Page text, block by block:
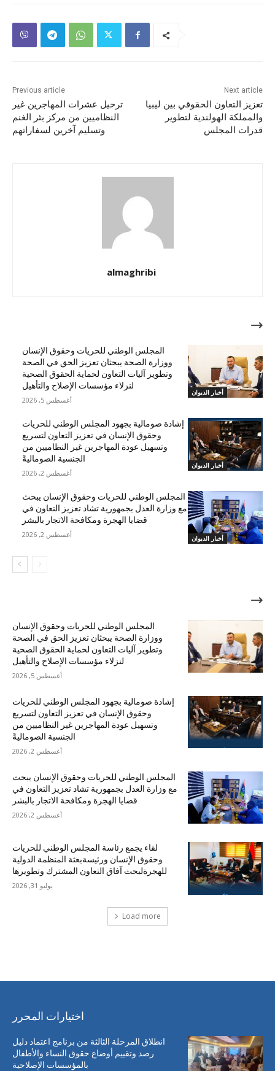
Previous article
ترحيل عشرات المهاجرين غير
النظاميين من مركز بئر الغنم
وتسليم آخرين لسفاراتهم
Next article
تعزيز التعاون الحقوقي بين ليبيا
والمملكة الهولندية لتطوير
قدرات المجلس
almaghribi
مقالات ذات صلة
أخبار الديوان
المجلس الوطني للحريات وحقوق الإنسان
ووزارة الصحة يبحثان تعزيز الحق في الصحة
وتطوير آليات التعاون لحماية الحقوق الصحية
لنزلاء مؤسسات الإصلاح والتأهيل
أغسطس 5, 2026
أخبار الديوان
إشادة صومالية بجهود المجلس الوطني للحريات
وحقوق الإنسان في تعزيز التعاون لتسريع
وتسهيل عودة المهاجرين غير النظاميين من
الجنسية الصوماليةً
أغسطس 2, 2026
أخبار الديوان
المجلس الوطني للحريات وحقوق الإنسان يبحث
مع وزارة العدل بجمهورية تشاد تعزيز التعاون في
قضايا الهجرة ومكافحة الاتجار بالبشر
أغسطس 2, 2026
الأكثر شهرة
المجلس الوطني للحريات وحقوق الإنسان
ووزارة الصحة يبحثان تعزيز الحق في الصحة
وتطوير آليات التعاون لحماية الحقوق الصحية
لنزلاء مؤسسات الإصلاح والتأهيل
أغسطس 5, 2026
إشادة صومالية بجهود المجلس الوطني للحريات
وحقوق الإنسان في تعزيز التعاون لتسريع
وتسهيل عودة المهاجرين غير النظاميين من
الجنسية الصوماليةً
أغسطس 2, 2026
المجلس الوطني للحريات وحقوق الإنسان يبحث
مع وزارة العدل بجمهورية تشاد تعزيز التعاون في
قضايا الهجرة ومكافحة الاتجار بالبشر
أغسطس 2, 2026
لقاء يجمع رئاسة المجلس الوطني للحريات
وحقوق الإنسان ورئيسةبعثة المنظمة الدولية
للهجرةلبحث آفاق التعاون المشترك وتطويرها
يوليو 31, 2026
Load more
اختيارات المحرر
انطلاق المرحلة الثالثة من برنامج اعتماد دليل
رصد وتقييم أوضاع حقوق النساء والأطفال
بالمؤسسات الإصلاحية